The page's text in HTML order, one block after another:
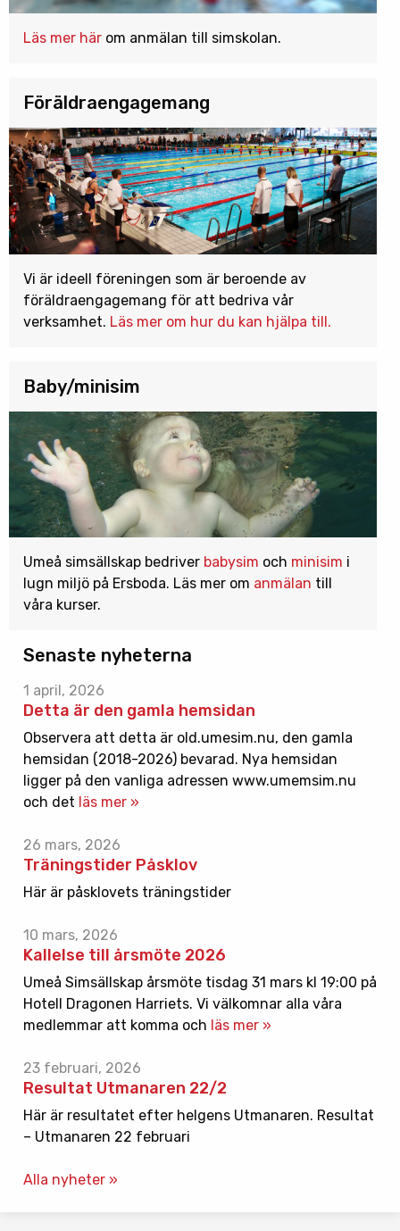
Läs mer här om anmälan till simskolan.
Föräldraengagemang
Vi är ideell föreningen som är beroende av
föräldraengagemang för att bedriva vår
verksamhet. Läs mer om hur du kan hjälpa till.
Baby/minisim
Umeå simsällskap bedriver babysim och minisim i
lugn miljö på Ersboda. Läs mer om anmälan till
våra kurser.
Senaste nyheterna
1 april, 2026
Detta är den gamla hemsidan
Observera att detta är old.umesim.nu, den gamla
hemsidan (2018-2026) bevarad. Nya hemsidan
ligger på den vanliga adressen www.umemsim.nu
och det läs mer »
26 mars, 2026
Träningstider Påsklov
Här är påsklovets träningstider
10 mars, 2026
Kallelse till årsmöte 2026
Umeå Simsällskap årsmöte tisdag 31 mars kl 19:00 på
Hotell Dragonen Harriets. Vi välkomnar alla våra
medlemmar att komma och läs mer »
23 februari, 2026
Resultat Utmanaren 22/2
Här är resultatet efter helgens Utmanaren. Resultat
– Utmanaren 22 februari
Alla nyheter »